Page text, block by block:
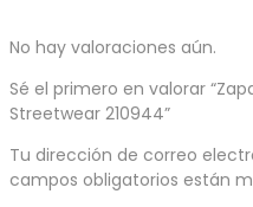
No hay valoraciones aún.
Sé el primero en valorar
Streetwear 210944”
Tu dirección de correo
campos obligatorios están